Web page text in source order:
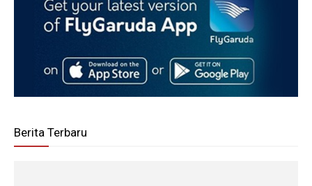
Berita Terbaru